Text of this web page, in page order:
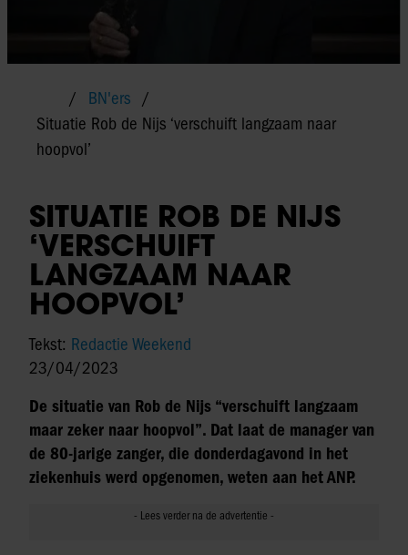
BN'ers
Situatie Rob de Nijs ‘verschuift langzaam naar
hoopvol’
SITUATIE ROB DE NIJS
‘VERSCHUIFT
LANGZAAM NAAR
HOOPVOL’
Tekst: Redactie Weekend
23/04/2023
De situatie van Rob de Nijs “verschuift langzaam
maar zeker naar hoopvol”. Dat laat de manager van
de 80-jarige zanger, die donderdagavond in het
ziekenhuis werd opgenomen, weten aan het ANP.